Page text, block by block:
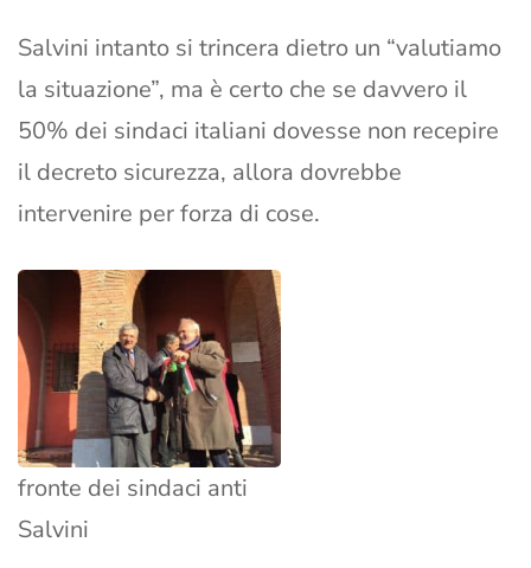
Salvini intanto si trincera dietro un “valutiamo
la situazione”, ma è certo che se davvero il
50% dei sindaci italiani dovesse non recepire
il decreto sicurezza, allora dovrebbe
intervenire per forza di cose.
fronte dei sindaci anti
Salvini